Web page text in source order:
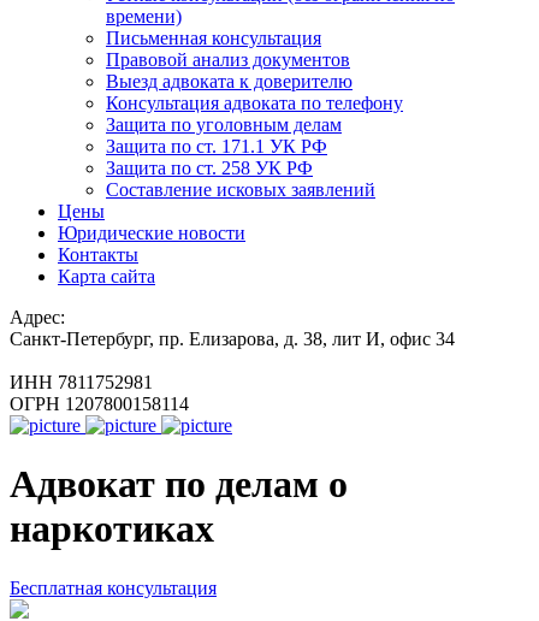
времени)
Письменная консультация
Правовой анализ документов
Выезд адвоката к доверителю
Консультация адвоката по телефону
Защита по уголовным делам
Защита по ст. 171.1 УК РФ
Защита по ст. 258 УК РФ
Составление исковых заявлений
Цены
Юридические новости
Контакты
Карта сайта
Адрес:
Санкт-Петербург, пр. Елизарова, д. 38, лит И, офис 34
ИНН 7811752981
ОГРН 1207800158114
Адвокат по делам о
наркотиках
Бесплатная консультация